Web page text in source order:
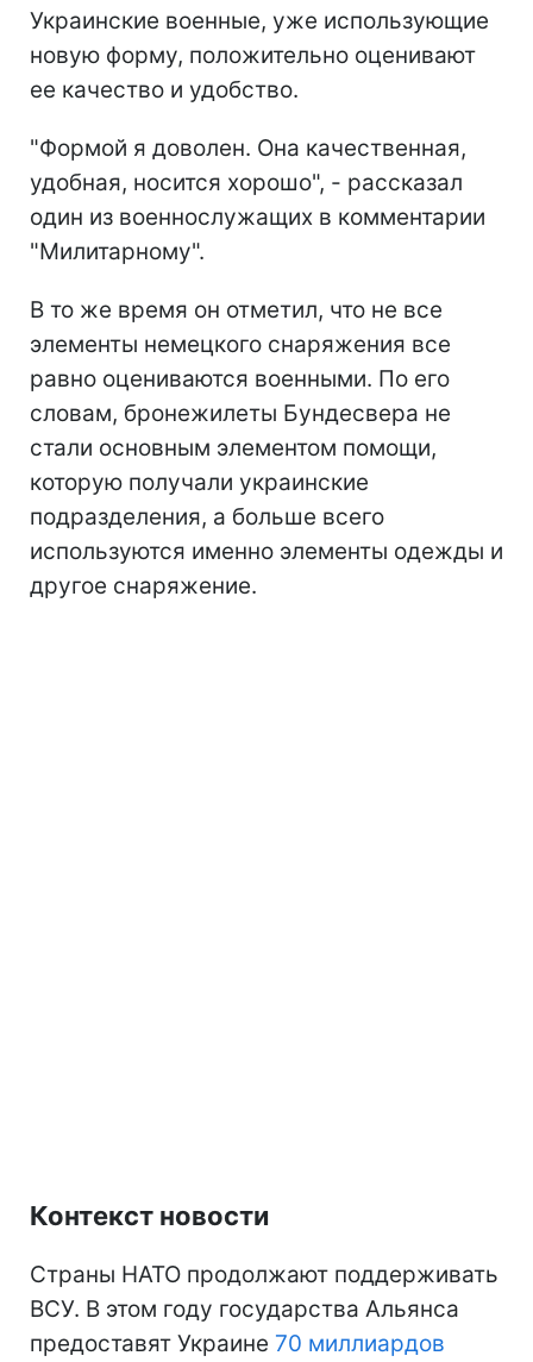
Украинские военные, уже использующие
новую форму, положительно оценивают
ее качество и удобство.
"Формой я доволен. Она качественная,
удобная, носится хорошо", - рассказал
один из военнослужащих в комментарии
"Милитарному".
В то же время он отметил, что не все
элементы немецкого снаряжения все
равно оцениваются военными. По его
словам, бронежилеты Бундесвера не
стали основным элементом помощи,
которую получали украинские
подразделения, а больше всего
используются именно элементы одежды и
другое снаряжение.
Контекст новости
Страны НАТО продолжают поддерживать
ВСУ. В этом году государства Альянса
предоставят Украине 70 миллиардов